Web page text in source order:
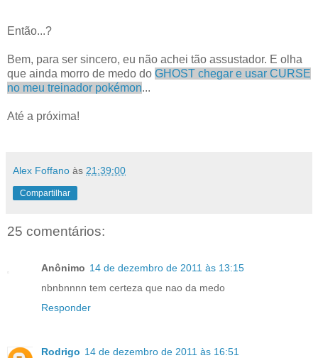
Então...?
Bem, para ser sincero, eu não achei tão assustador. E olha
que ainda morro de medo do GHOST chegar e usar CURSE
no meu treinador pokémon...
Até a próxima!
Alex Foffano às 21:39:00
Compartilhar
25 comentários:
Anônimo 14 de dezembro de 2011 às 13:15
nbnbnnnn tem certeza que nao da medo
Responder
Rodrigo 14 de dezembro de 2011 às 16:51